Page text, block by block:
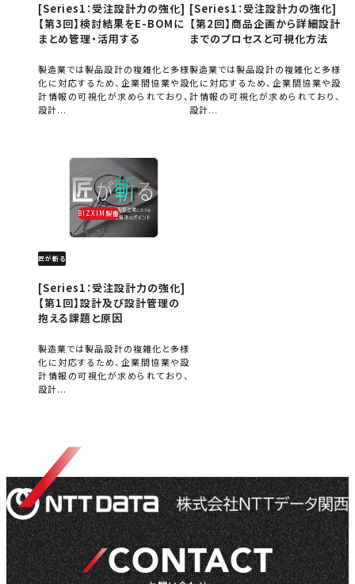
[Series1：受注設計力の強化]
【第3回】検討結果をE-BOMに
まとめ管理・活用する
製造業では製品設計の複雑化と多様
化に対応するため、企業間協業や設
計情報の可視化が求められており、
設計...
[Series1：受注設計力の強化]
【第2回】商品企画から詳細設計
までのプロセスと可視化方法
製造業では製品設計の複雑化と多様
化に対応するため、企業間協業や設
計情報の可視化が求められており、
設計...
BIZXIM製番
匠が斬る
[Series1：受注設計力の強化]
【第1回】設計及び設計管理の
抱える課題と原因
製造業では製品設計の複雑化と多様
化に対応するため、企業間協業や設
計情報の可視化が求められており、
設計...
CONTACT